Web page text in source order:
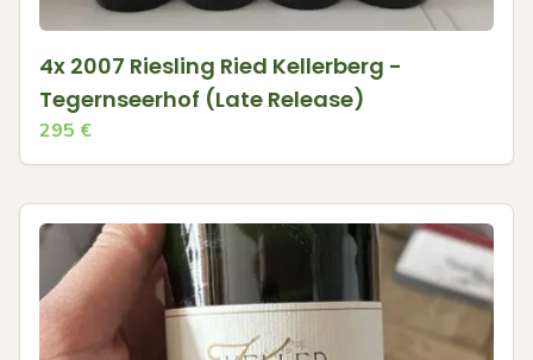
4x 2007 Riesling Ried Kellerberg -
Tegernseerhof (Late Release)
295 €